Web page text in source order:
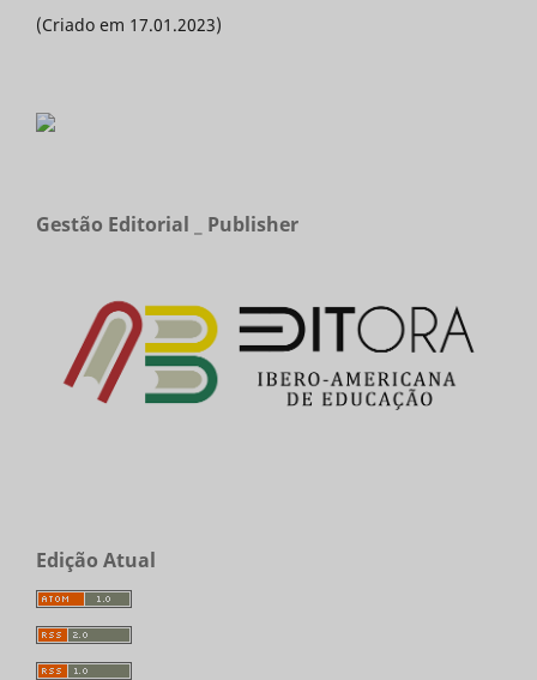
(Criado em 17.01.2023)
Gestão Editorial _ Publisher
Edição Atual